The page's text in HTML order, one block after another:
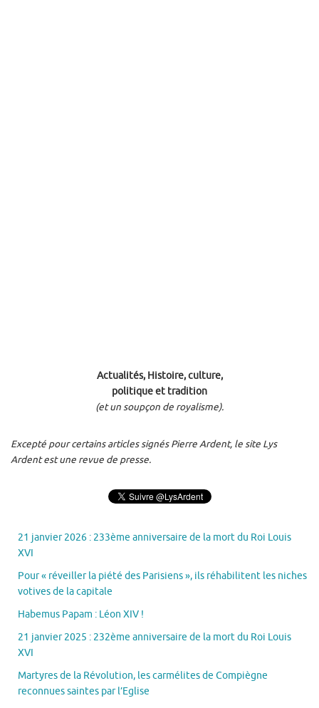
Actualités, Histoire, culture,
politique et tradition
(et un soupçon de royalisme).
Excepté pour certains articles signés Pierre Ardent, le site Lys
Ardent est une revue de presse.
21 janvier 2026 : 233ème anniversaire de la mort du Roi Louis
XVI
Pour « réveiller la piété des Parisiens », ils réhabilitent les niches
votives de la capitale
Habemus Papam : Léon XIV !
21 janvier 2025 : 232ème anniversaire de la mort du Roi Louis
XVI
Martyres de la Révolution, les carmélites de Compiègne
reconnues saintes par l’Eglise